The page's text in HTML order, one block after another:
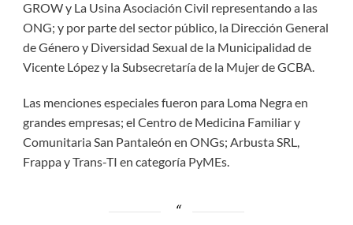
GROW y La Usina Asociación Civil representando a las
ONG; y por parte del sector público, la Dirección General
de Género y Diversidad Sexual de la Municipalidad de
Vicente López y la Subsecretaría de la Mujer de GCBA.
Las menciones especiales fueron para Loma Negra en
grandes empresas; el Centro de Medicina Familiar y
Comunitaria San Pantaleón en ONGs; Arbusta SRL,
Frappa y Trans-TI en categoría PyMEs.